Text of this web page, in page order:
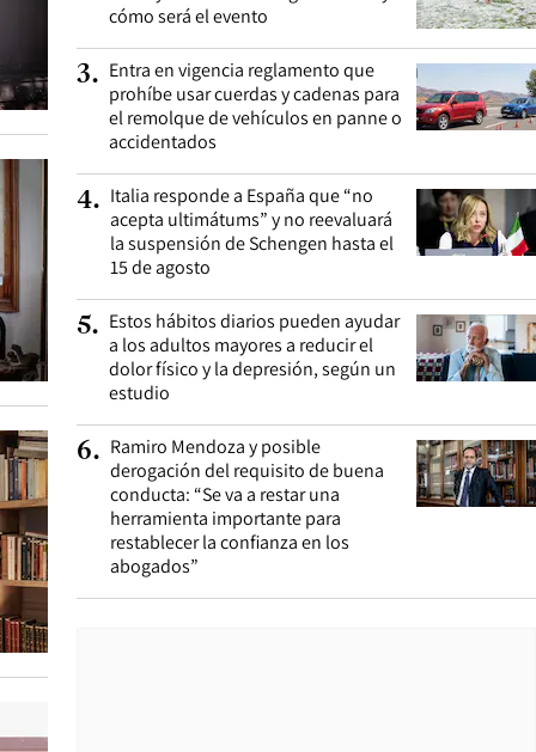
cómo será el evento
3. Entra en vigencia reglamento que
prohíbe usar cuerdas y cadenas para
el remolque de vehículos en panne o
accidentados
4. Italia responde a España que “no
acepta ultimátums” y no reevaluará
la suspensión de Schengen hasta el
15 de agosto
5. Estos hábitos diarios pueden ayudar
a los adultos mayores a reducir el
dolor físico y la depresión, según un
estudio
6. Ramiro Mendoza y posible
derogación del requisito de buena
conducta: “Se va a restar una
herramienta importante para
restablecer la confianza en los
abogados”